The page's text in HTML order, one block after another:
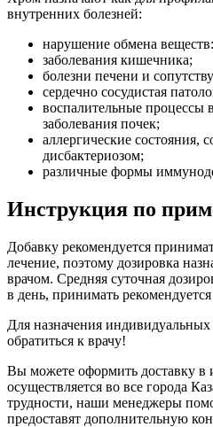
внутренних болезней:
нарушение обмена
заболевания кишечника;
болезни печени и
сердечно сосудистая
воспалительные процессы
заболевания почек;
аллергические состояния,
дисбактериозом;
различные формы
Инструкция по
Добавку рекомендуется
лечение, поэтому дозировка
врачом. Средняя суточная
в день, принимать
Для назначения индивидуальных
обратиться к врачу!
Вы можете оформить доставку в
осуществляется во все города
трудности, наши менеджеры
предоставят дополнительную